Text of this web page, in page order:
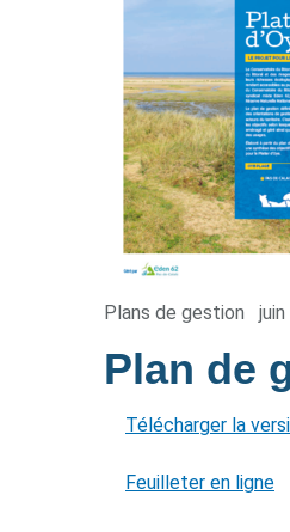
Plans de gestion
Plan de
Télécharger la
Feuilleter en ligne